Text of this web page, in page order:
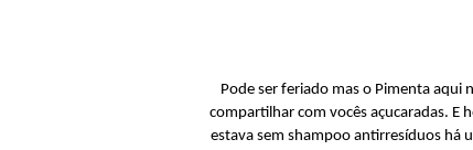
Pode ser feriado mas o Pimenta aqui
compartilhar com vocês açucaradas. E
estava sem shampoo antirresíduos há